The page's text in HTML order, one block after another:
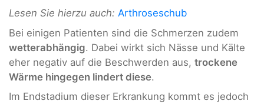
Lesen Sie hierzu auch: Arthroseschub
Bei einigen Patienten sind die Schmerzen zudem
wetterabhängig. Dabei wirkt sich Nässe und Kälte
eher negativ auf die Beschwerden aus, trockene
Wärme hingegen lindert diese.
Im Endstadium dieser Erkrankung kommt es jedoch